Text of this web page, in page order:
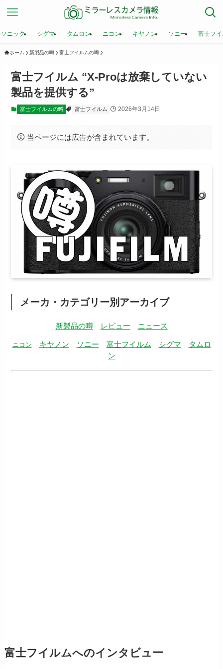
ニック シグマ タムロン ニコン キヤノン ソニー 富士フ
ホーム 新製品の噂 富士フイルムの噂
富士フイルム “X-Proは放棄していない
製品を提供する”
富士フイルムの噂 富士フイルム 2026年3月14日
当ページには広告が含まれています。
メーカ・カテゴリー別アーカイブ
新製品の噂 レビュー ニュース
ニコン キヤノン ソニー 富士フイルム シグマ
タムロ
ン
富士フイルムへのインタビュー